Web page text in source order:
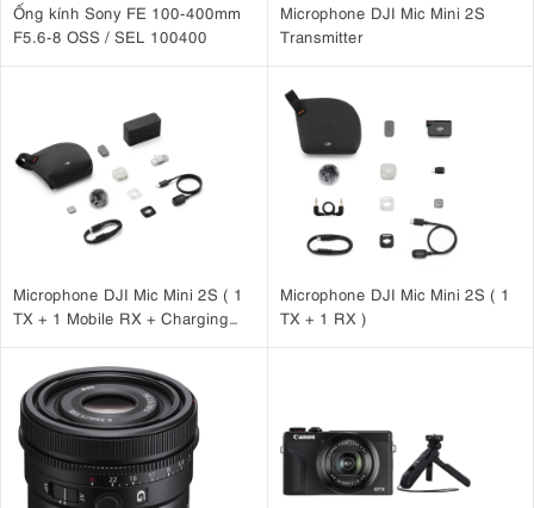
Ống kính Sony FE 100-400mm
F5.6-8 OSS / SEL 100400
Microphone DJI Mic Mini 2S
Transmitter
Microphone DJI Mic Mini 2S ( 1
TX + 1 Mobile RX + Charging
Microphone DJI Mic Mini 2S ( 1
TX + 1 RX )